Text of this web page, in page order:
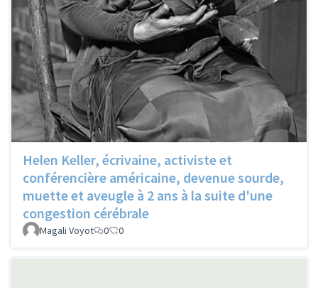
Helen Keller, écrivaine, activiste et
conférencière américaine, devenue sourde,
muette et aveugle à 2 ans à la suite d'une
congestion cérébrale
Magali Voyot 0 0